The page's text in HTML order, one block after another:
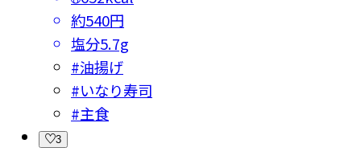
約540円
塩分5.7g
#油揚げ
#いなり寿司
#主食
3